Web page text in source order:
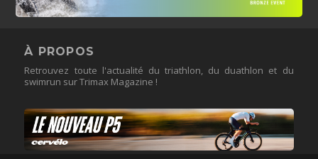
À PROPOS
Retrouvez toute l'actualité du triathlon, du duathlon et du
swimrun sur Trimax Magazine !